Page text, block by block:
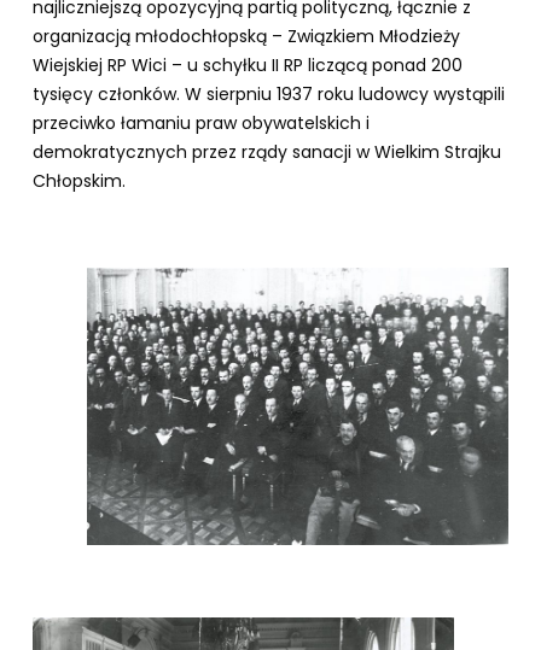
najliczniejszą opozycyjną partią polityczną, łącznie z
organizacją młodochłopską – Związkiem Młodzieży
Wiejskiej RP Wici – u schyłku II RP liczącą ponad 200
tysięcy członków. W sierpniu 1937 roku ludowcy wystąpili
przeciwko łamaniu praw obywatelskich i
demokratycznych przez rządy sanacji w Wielkim Strajku
Chłopskim.